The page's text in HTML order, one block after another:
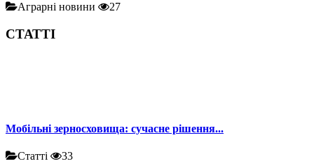
Аграрні новини 27
СТАТТІ
Мобільні зерносховища: сучасне рішення...
Статті 33